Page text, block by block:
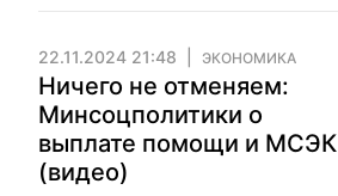
22.11.2024 21:48 ЭКОНОМИКА
Ничего не отменяем:
Минсоцполитики о
выплате помощи и МСЭК
(видео)